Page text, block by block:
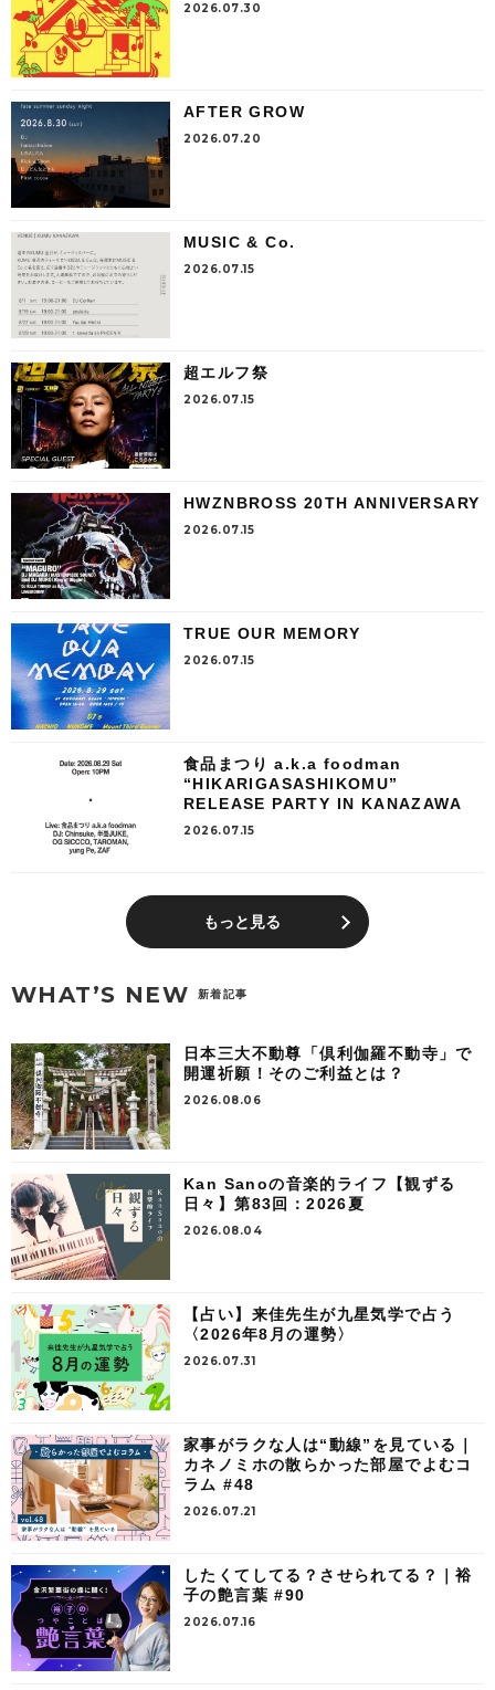
2026.07.30
AFTER GROW
2026.07.20
MUSIC & Co.
2026.07.15
超エルフ祭
2026.07.15
HWZNBROSS 20TH ANNIVERSARY
2026.07.15
TRUE OUR MEMORY
2026.07.15
食品まつり a.k.a foodman
“HIKARIGASASHIKOMU”
RELEASE PARTY IN KANAZAWA
2026.07.15
もっと見る
WHAT’S NEW 新着記事
日本三大不動尊「倶利伽羅不動寺」で
開運祈願！そのご利益とは？
2026.08.06
Kan Sanoの音楽的ライフ【観ずる
日々】第83回：2026夏
2026.08.04
【占い】来佳先生が九星気学で占う
〈2026年8月の運勢〉
2026.07.31
家事がラクな人は“動線”を見ている｜
カネノミホの散らかった部屋でよむコ
ラム #48
2026.07.21
したくてしてる？させられてる？｜裕
子の艶言葉 #90
2026.07.16